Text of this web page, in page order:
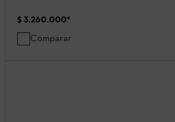
$ 3.260.000*
Comparar